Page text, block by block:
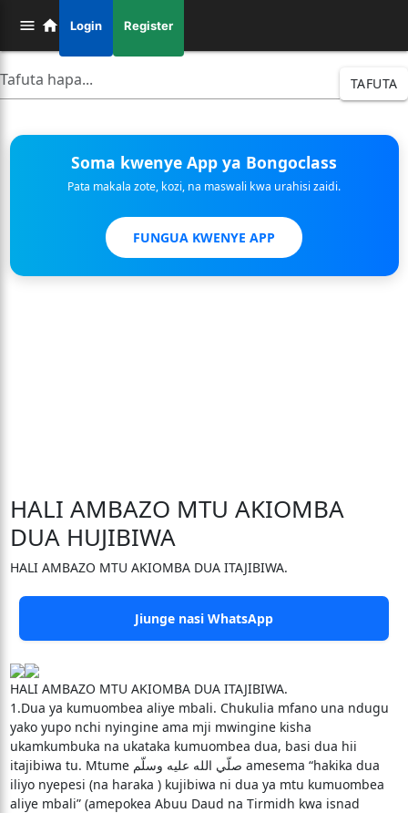
Login Register
TAFUTA
Soma kwenye App ya Bongoclass
Pata makala zote, kozi, na maswali kwa urahisi zaidi.
FUNGUA KWENYE APP
HALI AMBAZO MTU AKIOMBA
DUA HUJIBIWA
HALI AMBAZO MTU AKIOMBA DUA ITAJIBIWA.
Jiunge nasi WhatsApp
HALI AMBAZO MTU AKIOMBA DUA ITAJIBIWA.
1.Dua ya kumuombea aliye mbali. Chukulia mfano una ndugu
yako yupo nchi nyingine ama mji mwingine kisha
ukamkumbuka na ukataka kumuombea dua, basi dua hii
itajibiwa tu. Mtume صلّي الله عليه وسلّم amesema “hakika dua
iliyo nyepesi (na haraka ) kujibiwa ni dua ya mtu kumuombea
aliye mbali” (amepokea Abuu Daud na Tirmidh kwa isnad